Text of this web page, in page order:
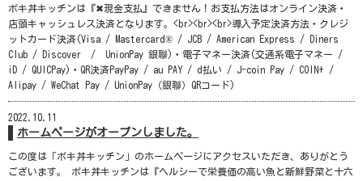
ポキ丼キッチンは『✖現金支払』できません！お支払方法はオンライン決済・
店頭キャッシュレス決済となります。<br><br><br>導入予定決済方法・クレジ
ットカード決済(Visa / Mastercard® / JCB / American Express / Diners
Club / Discover / UnionPay 銀聯)・電子マネー決済(交通系電子マネー /
iD / QUICPay)・QR決済PayPay / au PAY / d払い / J-coin Pay / COIN+ /
Alipay / WeChat Pay / UnionPay（銀聯）QRコード)
2022.10.11
ホームページがオープンしました。
この度は「ポキ丼キッチン」のホームページにアクセスいただき、ありがとう
ございます。 ポキ丼キッチンは『ヘルシーで栄養価の高い魚と新鮮野菜と十六